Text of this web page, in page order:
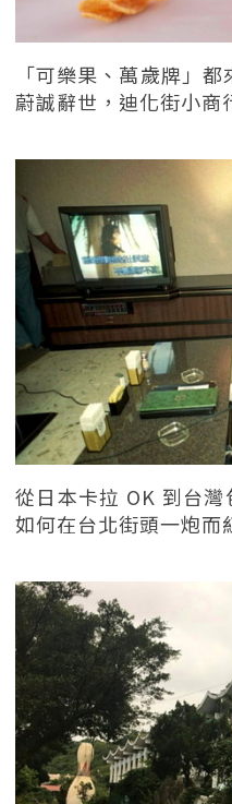
「可樂果、萬歲牌」
蔚誠辭世，迪化街小商
從日本卡拉 OK 到台灣
如何在台北街頭一炮而